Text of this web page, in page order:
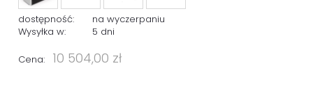
dostępność:
na wyczerpaniu
Wysyłka w:
5 dni
Cena: 10 504,00 zł